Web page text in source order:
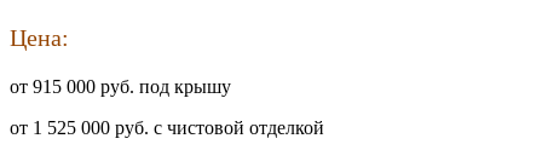
Цена:
от 915 000 руб. под крышу
от 1 525 000 руб. с чистовой отделкой